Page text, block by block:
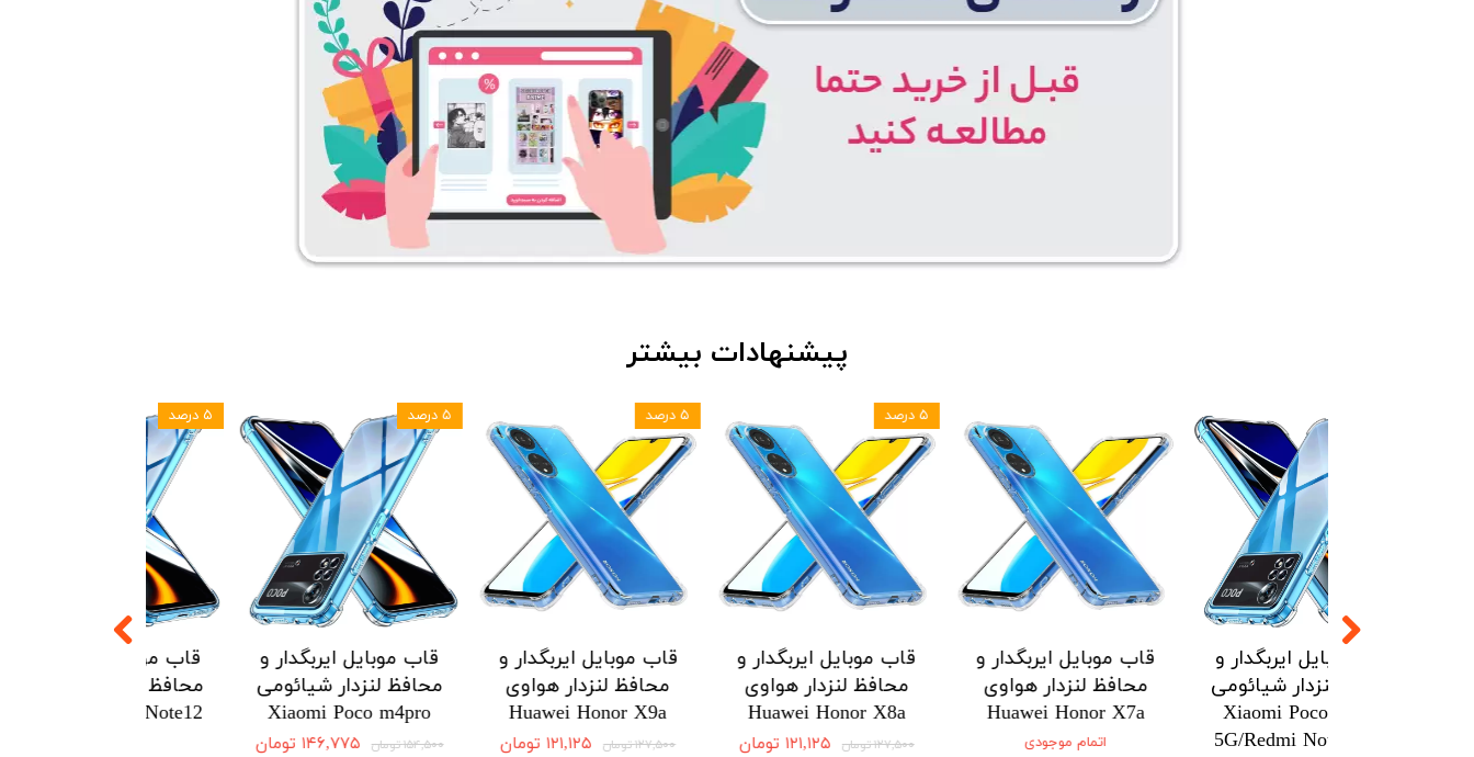
قاب موبایل ایربگدار و
محافظ لنزدار شیائومی
Xiaomi Poco m4pro
۱۵۴,۵۰۰ تومان ۱۴۶,۷۷۵ تومان
قاب موبایل ایربگدار و
محافظ لنزدار هواوی
Huawei Honor X9a
۱۲۷,۵۰۰ تومان ۱۲۱,۱۲۵ تومان
قاب موبایل ایربگدار و
محافظ لنزدار هواوی
Huawei Honor X8a
۱۲۷,۵۰۰ تومان ۱۲۱,۱۲۵ تومان
قاب موبایل ایربگدار و
محافظ لنزدار هواوی
Huawei Honor X7a
قاب موبایل ایربگدار و
محافظ لنزدار شیائومی
Xiaomi Poco X5pro
5G/Redmi Note 12pro
پیشنهادات بیشتر